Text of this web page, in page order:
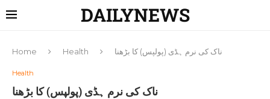
DAILYNEWS
Home Health ناک کی نرم ہڈی (پولپس) کا بڑھنا
Health
ناک کی نرم ہڈی (پولپس) کا بڑھنا